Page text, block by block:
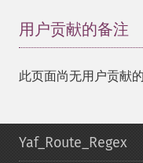
用户贡献的备注
此页面尚无用户贡献的
Yaf_Route_Regex